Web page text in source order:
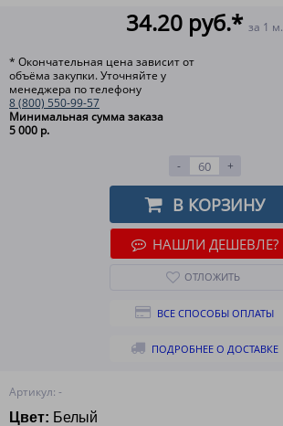
Артикул: -
Цвет: Белый
34.20 руб.* за 1 м.
* Окончательная цена зависит от
объёма закупки. Уточняйте у
менеджера по телефону
8 (800) 550-99-57
Минимальная сумма заказа
5 000 р.
- +
В КОРЗИНУ
НАШЛИ ДЕШЕВЛЕ?
ОТЛОЖИТЬ
ВСЕ СПОСОБЫ ОПЛАТЫ
ПОДРОБНЕЕ О ДОСТАВКЕ